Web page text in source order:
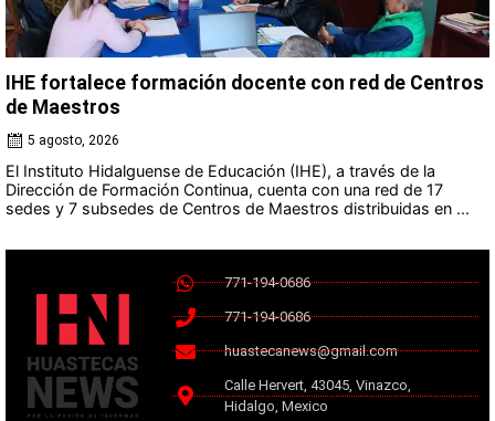
IHE fortalece formación docente con red de Centros
de Maestros
5 agosto, 2026
El Instituto Hidalguense de Educación (IHE), a través de la
Dirección de Formación Continua, cuenta con una red de 17
sedes y 7 subsedes de Centros de Maestros distribuidas en ...
771-194-0686
771-194-0686
huastecanews@gmail.com
Calle Hervert, 43045, Vinazco,
Hidalgo, Mexico